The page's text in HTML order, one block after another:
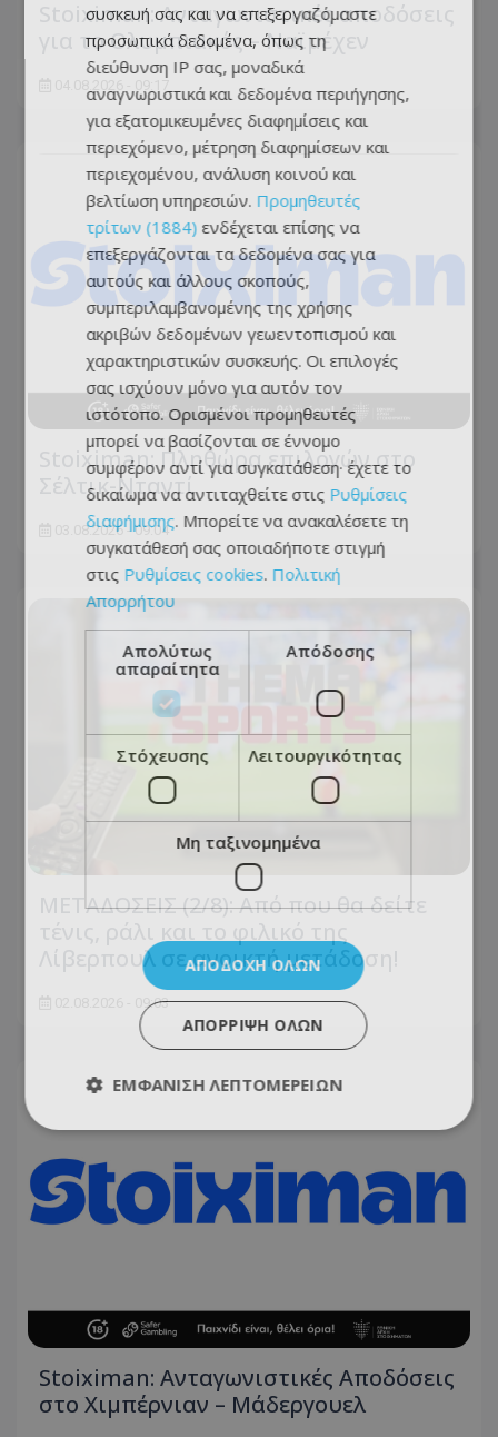
Stoiximan: Ανταγωνιστικές αποδόσεις
για το Ολυμπιακός – Ναϊμέχεν
Stoiximan: Πληθώρα επιλογών στο
Σέλτικ-Νταντί
03.08.2026 - 09:04
ΜΕΤΑΔΟΣΕΙΣ (2/8): Από που θα δείτε
Λίβερπουλ σε ανοικτή μετάδοση!
02.08.2026 - 09:03
Stoiximan: Ανταγωνιστικές Αποδόσεις
στο Χιμπέρνιαν – Μάδεργουελ
συσκευή σας και να επεξεργαζόμαστε
προσωπικά δεδομένα, όπως τη
διεύθυνση IP σας, μοναδικά
αναγνωριστικά και δεδομένα περιήγησης,
για εξατομικευμένες διαφημίσεις και
περιεχόμενο, μέτρηση διαφημίσεων και
περιεχομένου, ανάλυση κοινού και
βελτίωση υπηρεσιών. Προμηθευτές
τρίτων (1884) ενδέχεται επίσης να
επεξεργάζονται τα δεδομένα σας για
αυτούς και άλλους σκοπούς,
συμπεριλαμβανομένης της χρήσης
ακριβών δεδομένων γεωεντοπισμού και
χαρακτηριστικών συσκευής. Οι επιλογές
σας ισχύουν μόνο για αυτόν τον
ιστότοπο. Ορισμένοι προμηθευτές
μπορεί να βασίζονται σε έννομο
συμφέρον αντί για συγκατάθεση· έχετε το
δικαίωμα να αντιταχθείτε στις Ρυθμίσεις
διαφήμισης. Μπορείτε να ανακαλέσετε τη
συγκατάθεσή σας οποιαδήποτε στιγμή
στις Ρυθμίσεις cookies. Πολιτική
Απορρήτου
Απολύτως
απαραίτητα
Απόδοσης
Στόχευσης Λειτουργικότητας
Μη ταξινομημένα
ΑΠΟΔΟΧΉ ΌΛΩΝ
ΑΠΌΡΡΙΨΗ ΌΛΩΝ
ΕΜΦΆΝΙΣΗ ΛΕΠΤΟΜΕΡΕΙΏΝ